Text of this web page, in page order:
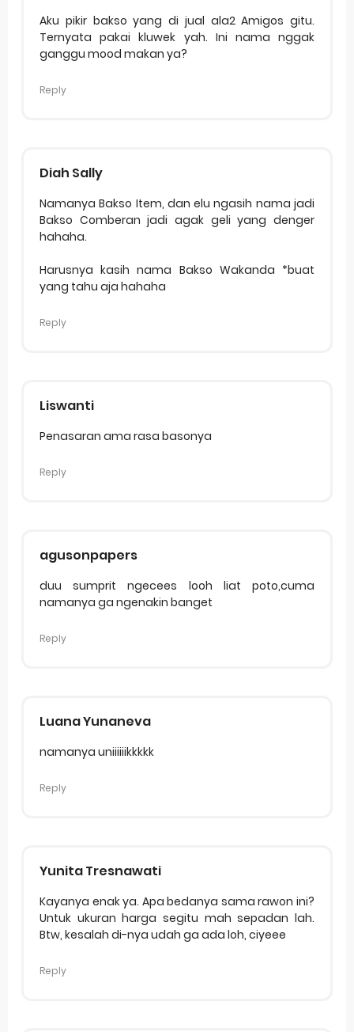
Aku pikir bakso yang di jual ala2 Amigos gitu.
Ternyata pakai kluwek yah. Ini nama nggak
ganggu mood makan ya?
Reply
Diah Sally
Namanya Bakso Item, dan elu ngasih nama jadi
Bakso Comberan jadi agak geli yang denger
hahaha.
Harusnya kasih nama Bakso Wakanda *buat
yang tahu aja hahaha
Reply
Liswanti
Penasaran ama rasa basonya
Reply
agusonpapers
duu sumprit ngecees looh liat poto,cuma
namanya ga ngenakin banget
Reply
Luana Yunaneva
namanya uniiiiiikkkkk
Reply
Yunita Tresnawati
Kayanya enak ya. Apa bedanya sama rawon ini?
Untuk ukuran harga segitu mah sepadan lah.
Btw, kesalah di-nya udah ga ada loh, ciyeee
Reply